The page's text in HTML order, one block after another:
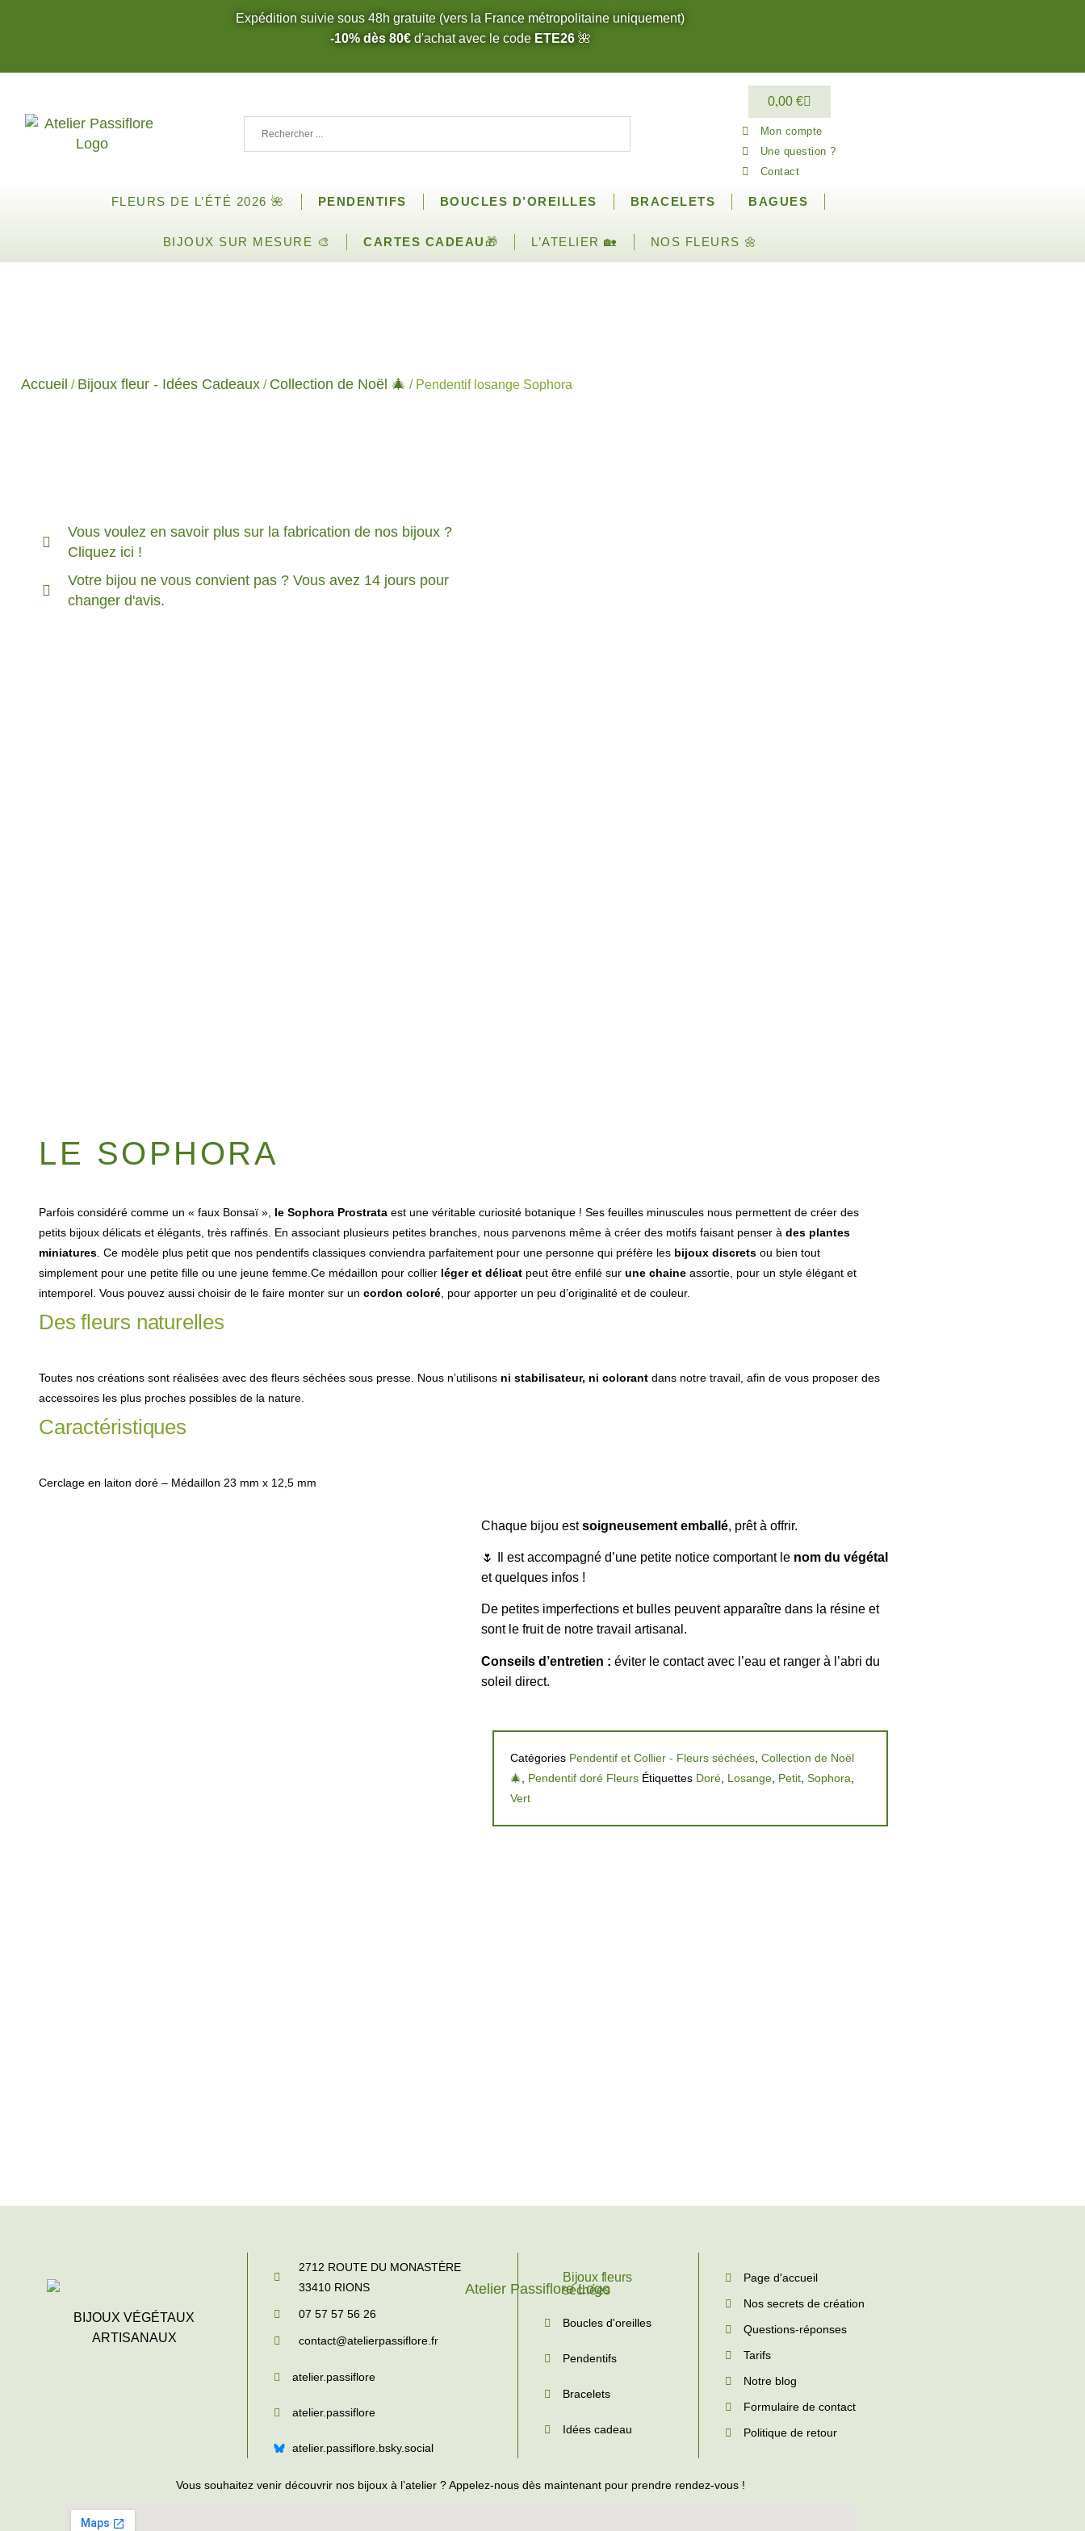
Expédition suivie sous 48h gratuite (vers la France métropolitaine uniquement)
-10% dès 80€d'achat avec le code ETE26🌺
0,00 €
Mon compte
Une question ?
Contact
FLEURS DE L’ÉTÉ 2026 🌺 PENDENTIFS BOUCLES D’OREILLES BRACELETS BAGUES
BIJOUX SUR MESURE 🎨 CARTES CADEAU 🎁 L’ATELIER 🏡 NOS FLEURS 🌼
Accueil / Bijoux fleur - Idées Cadeaux / Collection de Noël 🎄 / Pendentif losange Sophora
Vous voulez en savoir plus sur la fabrication de nos bijoux ?
Cliquez ici !
Votre bijou ne vous convient pas ? Vous avez 14 jours pour
changer d'avis.
LE SOPHORA
Parfois considéré comme un « faux Bonsaï », le Sophora Prostrata est une véritable curiosité botanique ! Ses feuilles minuscules nous permettent de créer des
petits bijoux délicats et élégants, très raffinés. En associant plusieurs petites branches, nous parvenons même à créer des motifs faisant penser à des plantes
miniatures Ce modèle plus petit que nos pendentifs classiques conviendra parfaitement pour une personne qui préfère les bijoux discrets ou bien tout
simplement pour une petite fille ou une jeune femme. Ce médaillon pour collier léger et délicat peut être enfilé sur une chaine assortie, pour un style élégant et
intemporel. Vous pouvez aussi choisir de le faire monter sur un cordon coloré , pour apporter un peu d’originalité et de couleur.
Des fleurs naturelles
Toutes nos créations sont réalisées avec des fleurs séchées sous presse. Nous n’utilisons ni stabilisateur, ni colorant dans notre travail, afin de vous proposer des
accessoires les plus proches possibles de la nature.
Caractéristiques
Cerclage en laiton doré – Médaillon 23 mm x 12,5 mm
Chaque bijou estsoigneusement emballé, prêt à offrir.
🌷 Il est accompagné d’une petite notice comportant le nom du végétal
et quelques infos !
De petites imperfections et bulles peuvent apparaître dans la résine et
sont le fruit de notre travail artisanal.
Conseils d’entretien : éviter le contact avec l’eau et ranger à l’abri du
soleil direct.
Catégories Pendentif et Collier - Fleurs séchées, Collection de Noël
🎄, Pendentif doré Fleurs Étiquettes Doré, Losange, Petit, Sophora,
Vert
BIJOUX VÉGÉTAUX
ARTISANAUX
2712 ROUTE DU MONASTÈRE
33410 RIONS
07 57 57 56 26
contact@atelierpassiflore.fr
atelier.passiflore
atelier.passiflore
atelier.passiflore.bsky.social
Bijoux fleurs
séchées
Boucles d'oreilles
Pendentifs
Bracelets
Idées cadeau
Page d'accueil
Nos secrets de création
Questions-réponses
Tarifs
Notre blog
Formulaire de contact
Politique de retour
Vous souhaitez venir découvrir nos bijoux à l’atelier ? Appelez-nous dès maintenant pour prendre rendez-vous !